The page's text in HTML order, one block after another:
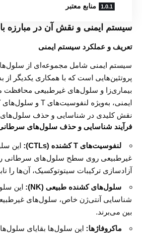
منابع معتبر
سیستم ایمنی و نقش آن در مبارزه
تعریف و عملکرد سیستم ایمنی
سیستم ایمنی شامل مجموعه‌ای از
پروتئین‌هایی است که با همکاری یکدیگر از
بیماری‌زا و سلول‌های غیرطبیعی محافظت
نقش کلیدی در شناسایی و حذف سلول‌های
فرآیند شناسایی و حذف سلول‌های
لنفوسیت‌های T کشنده (CTLs):
این
غیرطبیعی روی سطح سلول‌های سرطانی
آزادسازی ترکیبات سیتوتوکسیک، آن‌ها را
سلول‌های کشنده طبیعی (NK):
این
شناسایی آنتی‌ژن خاص، سلول‌های
بین می‌برند.
ماکروفاژها: این سلول‌ها بقایای